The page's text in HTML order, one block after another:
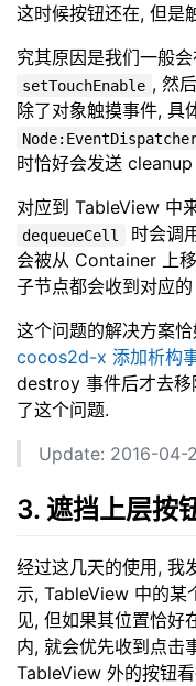
这时候按钮还在, 但是
究其原因是我们一般
setTouchEnable , 然
除了对象触摸事件, 具
时恰好会发送 cleanup
对应到 TableView 中
dequeueCell 时会调
会被从 Container 上
子节点都会收到对应
这个问题的解决方案
cocos2d-x 添加析构
destroy 事件后才去移
了这个问题.
Update: 2016-04-
3. 遮挡上层按
经过这几天的使用, 我
示, TableView 中的某
见, 但如果其位置恰好
内, 就会优先收到点击
TableView 外的按钮